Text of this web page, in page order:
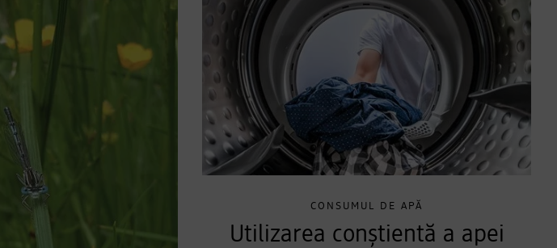
CONSUMUL DE APĂ
Utilizarea conștientă a apei